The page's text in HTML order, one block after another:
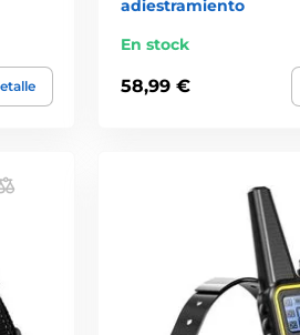
adiestramiento
En stock
58,99 €